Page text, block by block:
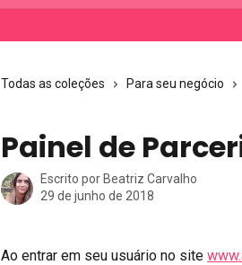
Todas as coleções Para seu negócio
Painel de
Escrito por Beatriz Carvalho
29 de junho de 2018
Ao entrar em seu usuário no site